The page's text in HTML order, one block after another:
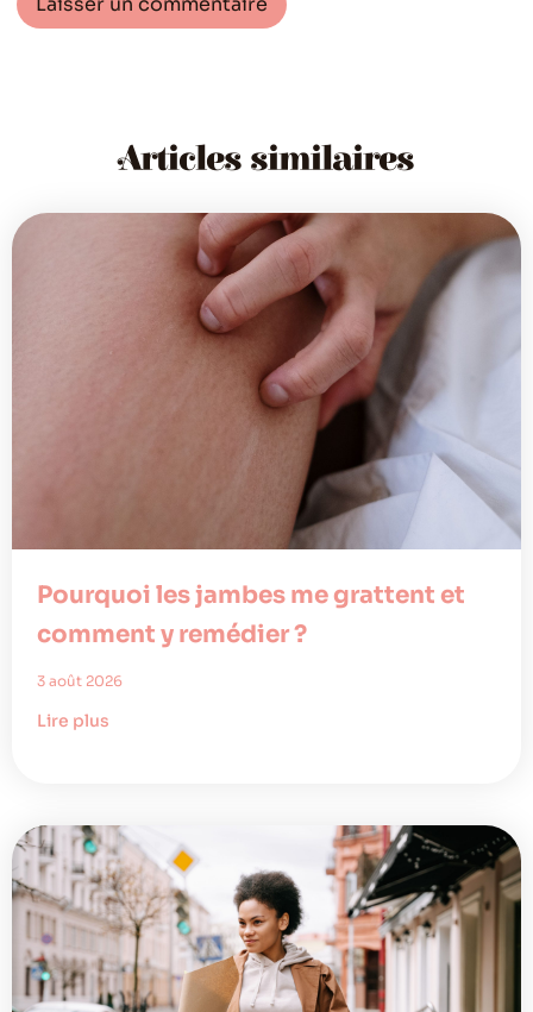
Articles similaires
Pourquoi les jambes me grattent et
comment y remédier ?
3 août 2026
Lire plus